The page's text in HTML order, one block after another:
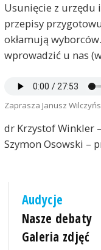
Usunięcie z urzędu
przepisy
okłamują
wprowadzić u nas
Zaprasza Janusz
dr Krzystof Winkler
Szymon Osowski –
Audycje
Nasze debaty
Galeria zdjęć